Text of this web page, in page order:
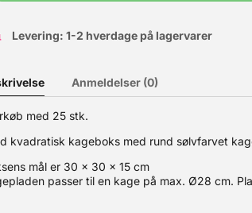
sød kakao smag. For at lette
Se også vores udvalg af
Levering: 1-2 hverdage på lagervarer
Anmeldelser (0)
med 25 stk.
kvadratisk kageboks med rund sølvfarvet
mål er 30 x 30 x 15 cm
passer til en kage på max. Ø28 cm.